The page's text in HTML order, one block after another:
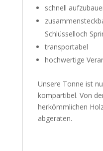
schnell
Schlüsselloch
transportabel
hochwertige
Unsere Tonne ist
kompartibel. Von
herkömmlichen
abgeraten.